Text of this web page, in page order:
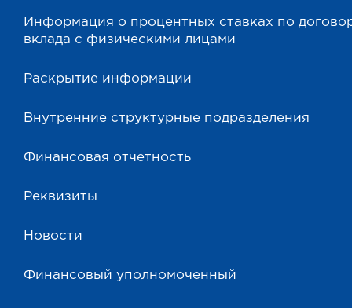
Информация о процентных ставках по
вклада с физическими лицами
Раскрытие информации
Внутренние структурные подразделения
Финансовая отчетность
Реквизиты
Новости
Финансовый уполномоченный